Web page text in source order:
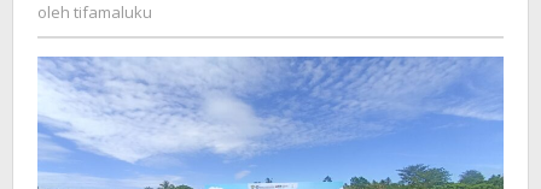
Lebar!
oleh tifamaluku